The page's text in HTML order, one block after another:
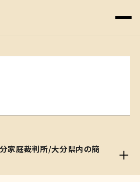
家庭裁判所/大分県内の簡